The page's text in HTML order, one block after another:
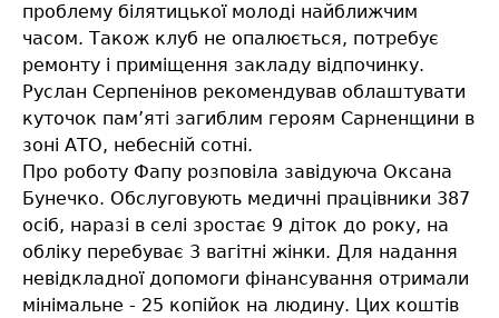
проблему білятицької молоді найближчим
часом. Також клуб не опалюється, потребує
ремонту і приміщення закладу відпочинку.
Руслан Серпенінов рекомендував облаштувати
куточок пам’яті загиблим героям Сарненщини в
зоні АТО, небесній сотні.
Про роботу Фапу розповіла завідуюча Оксана
Бунечко. Обслуговують медичні працівники 387
осіб, наразі в селі зростає 9 діток до року, на
обліку перебуває 3 вагітні жінки. Для надання
невідкладної допомоги фінансування отримали
мінімальне - 25 копійок на людину. Цих коштів